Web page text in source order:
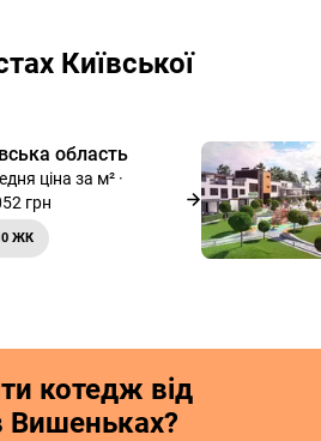
Київської
область
ціна за м² ·
грн
ЖК
котедж від
Вишеньках?